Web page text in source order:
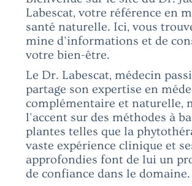
Labescat, votre référence en
santé naturelle. Ici, vous
mine d'informations et de
votre bien-être.
Le Dr. Labescat, médecin
partage son expertise en
complémentaire et naturelle,
l'accent sur des méthodes à
plantes telles que la
vaste expérience clinique et
approfondies font de lui un
de confiance dans le domaine.